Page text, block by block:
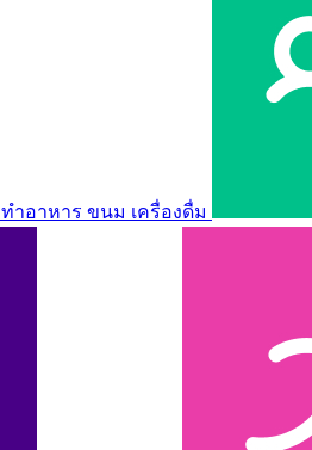
ทำอาหาร ขนม เครื่องดื่ม